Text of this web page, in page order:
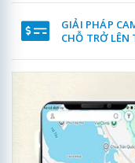
GIẢI PHÁP
CHỖ TRỞ